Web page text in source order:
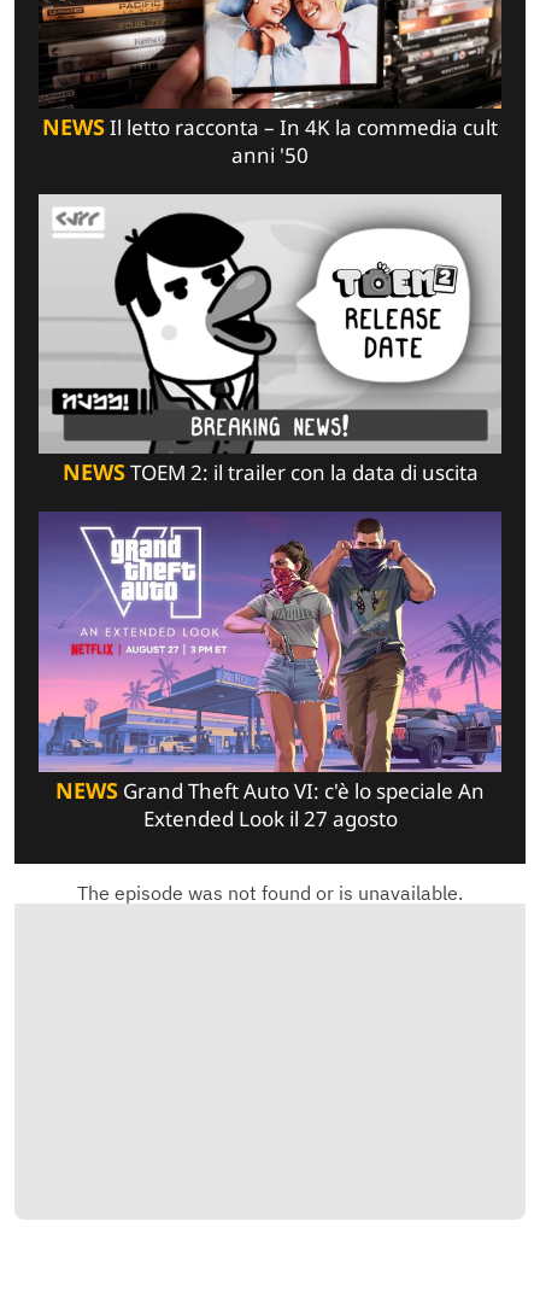
NEWSIl letto racconta – In 4K la commedia cult
anni '50
NEWSTOEM 2: il trailer con la data di uscita
NEWS Grand Theft Auto VI: c'è lo speciale An
Extended Look il 27 agosto